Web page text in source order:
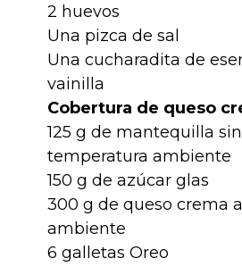
2 huevos
Una pizca de sal
Una cucharadita de
vainilla
Cobertura de queso
125 g de mantequilla
temperatura ambiente
150 g de azúcar glas
300 g de queso crema
ambiente
6 galletas Oreo